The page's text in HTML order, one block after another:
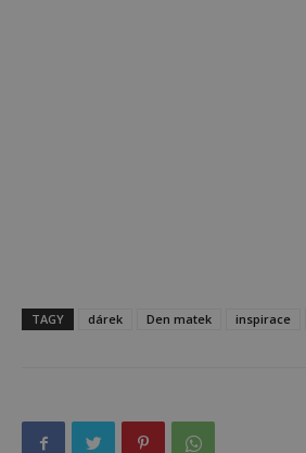
TAGY dárek Den matek inspirace